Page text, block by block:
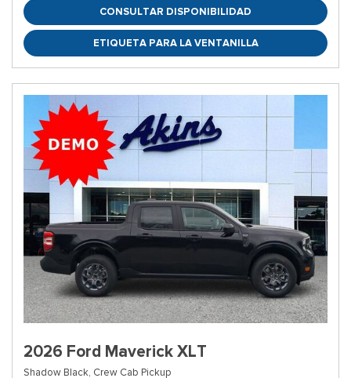
CONSULTAR DISPONIBILIDAD
ETIQUETA PARA LA VENTANILLA
2026 Ford Maverick XLT
Shadow Black, Crew Cab Pickup